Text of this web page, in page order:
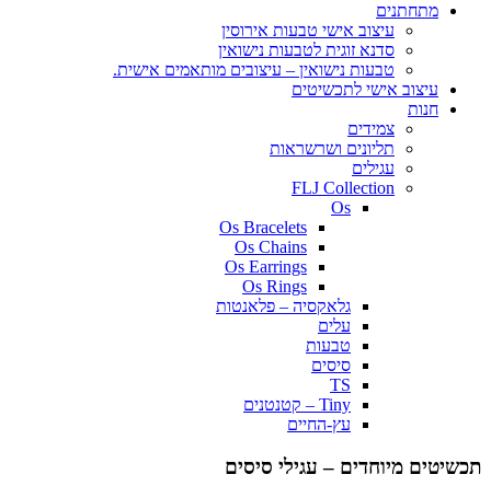
מתחתנים
עיצוב אישי טבעות אירוסין
סדנא זוגית לטבעות נישואין
טבעות נישואין – עיצובים מותאמים אישית.
עיצוב אישי לתכשיטים
חנות
צמידים
תליונים ושרשראות
עגילים
FLJ Collection
Os
Os Bracelets
Os Chains
Os Earrings
Os Rings
גלאקסיה – פלאנטות
עלים
טבעות
סיסים
TS
Tiny – קטנטנים
עץ-החיים
תכשיטים מיוחדים – עגילי סיסים